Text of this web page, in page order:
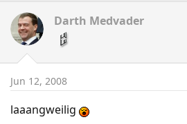
Darth Medvader
Jun 12, 2008
laaangweilig